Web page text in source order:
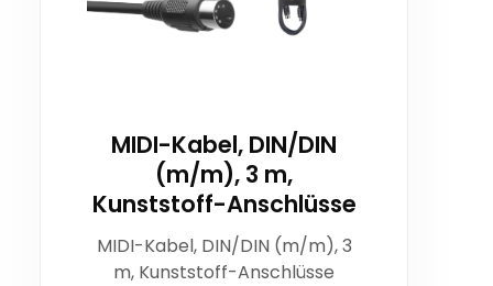
MIDI-Kabel, DIN/DIN
(m/m), 3 m,
Kunststoff-Anschlüsse
MIDI-Kabel, DIN/DIN (m/m), 3
m, Kunststoff-Anschlüsse